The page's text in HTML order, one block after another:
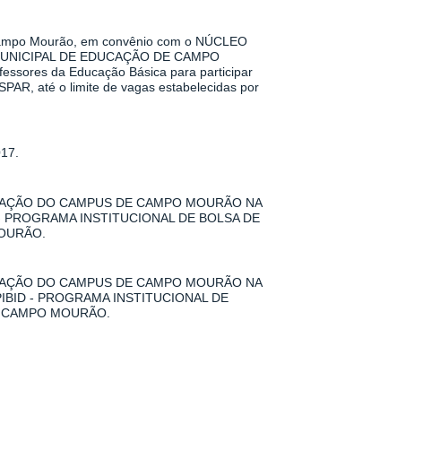
Mourão, em convênio com o NÚCLEO
DE EDUCAÇÃO DE CAMPO
da Educação Básica para participar
até o limite de vagas estabelecidas por
DO CAMPUS DE CAMPO MOURÃO NA
INSTITUCIONAL DE BOLSA DE
DO CAMPUS DE CAMPO MOURÃO NA
- PROGRAMA INSTITUCIONAL DE
MOURÃO.